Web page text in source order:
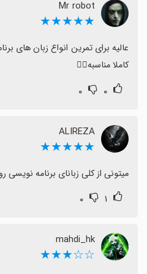
Mr robot
★★★★★
کاملا مناسبه👌🏻
۰ ۰
ALIREZA
★★★★★
میتونی از کلی زبانای برنامه
۱ ۰
mahdi_hk
☆☆★★★